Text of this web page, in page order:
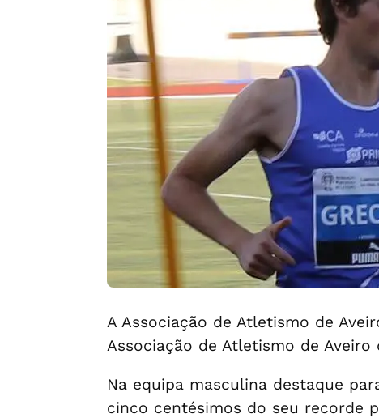
A Associação de Atletismo de
Associação de Atletismo de
Na equipa masculina destaque
cinco centésimos do seu recorde